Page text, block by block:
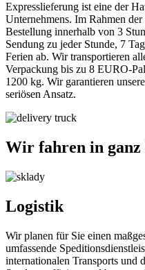
Expresslieferung ist eine der
Unternehmens. Im Rahmen
Bestellung innerhalb von 3
Sendung zu jeder Stunde, 7
Ferien ab. Wir transportieren
Verpackung bis zu 8 EURO-
1200 kg. Wir garantieren
seriösen Ansatz.
Wir fahren in ganz
Logistik
Wir planen für Sie einen
umfassende
internationalen Transports und